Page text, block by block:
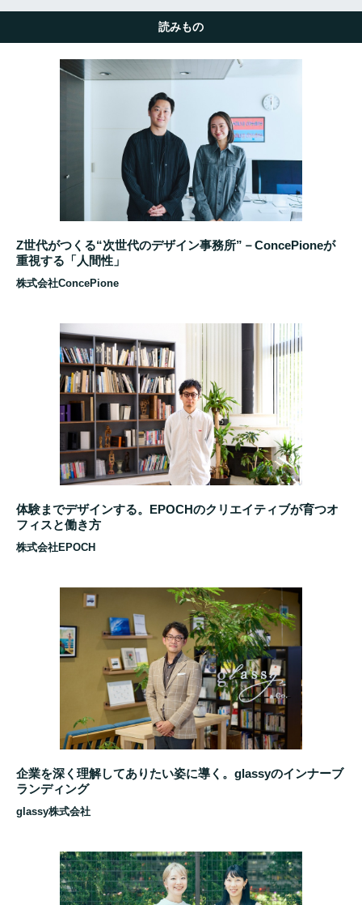
読みもの
Z世代がつくる“次世代のデザイン事務所”－ConcePioneが
重視する「人間性」
株式会社ConcePione
体験までデザインする。EPOCHのクリエイティブが育つオ
フィスと働き方
株式会社EPOCH
企業を深く理解してありたい姿に導く。glassyのインナーブ
ランディング
glassy株式会社